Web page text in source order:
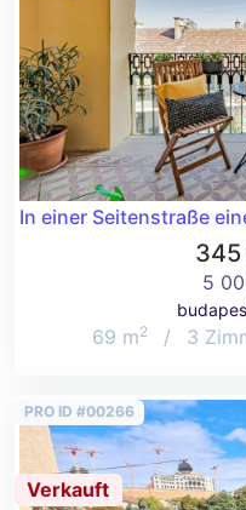
In einer Seitenstraße
345
5
69 m2 / 3
PRO ID #00266
Verkauft